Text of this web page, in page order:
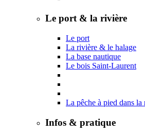
Le port & la rivière
Le port
La rivière & le halage
La base nautique
Le bois Saint-Laurent
La pêche à pied dans
Infos & pratique